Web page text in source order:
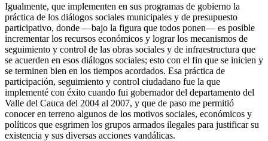
Igualmente, que implementen en sus programas de gobierno la
práctica de los diálogos sociales municipales y de presupuesto
participativo, donde —bajo la figura que todos ponen— es posible
incrementar los recursos económicos y lograr los mecanismos de
seguimiento y control de las obras sociales y de infraestructura que
se acuerden en esos diálogos sociales; esto con el fin que se inicien y
se terminen bien en los tiempos acordados. Esa práctica de
participación, seguimiento y control ciudadano fue la que
implementé con éxito cuando fui gobernador del departamento del
Valle del Cauca del 2004 al 2007, y que de paso me permitió
conocer en terreno algunos de los motivos sociales, económicos y
políticos que esgrimen los grupos armados ilegales para justificar su
existencia y sus diversas acciones vandálicas.